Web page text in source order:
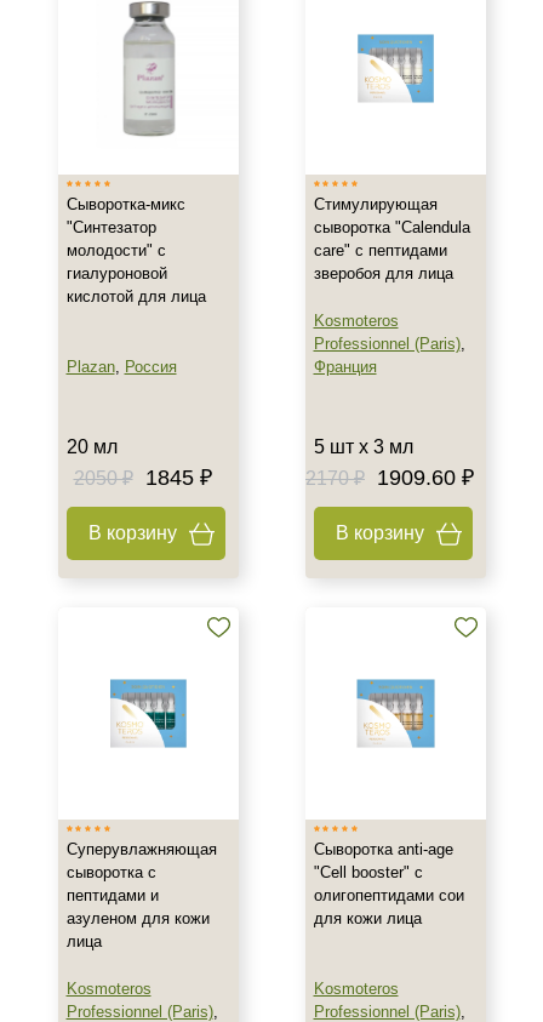
Любой возраст
После 20
Показать еще
Действие
Моделирование
Назначение против
Возрастные изменения
После пилинга
Защита
Лифтинг
Показать еще
Область применения
Веки
Сыворотка-микс
"Синтезатор
молодости" с
гиалуроновой
кислотой для лица
Plazan, Россия
20 мл
2050 ₽
1845 ₽
В корзину
Стимулирующая
сыворотка "Calendula
care" с пептидами
зверобоя для лица
Kosmoteros
Professionnel (Paris),
Франция
5 шт х 3 мл
2170 ₽
1909.60 ₽
В корзину
Суперувлажняющая
сыворотка с
пептидами и
азуленом для кожи
лица
Kosmoteros
Professionnel (Paris),
Сыворотка anti-age
"Cell booster" с
олигопептидами сои
для кожи лица
Kosmoteros
Professionnel (Paris),